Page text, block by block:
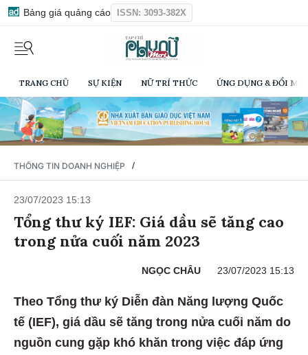
Bảng giá quảng cáo ISSN: 3093-382X
TRANG CHỦ SỰ KIỆN NỮ TRÍ THỨC ỨNG DỤNG & ĐỔI
THÔNG TIN DOANH NGHIỆP /
23/07/2023 15:13
Tổng thư ký IEF: Giá dầu sẽ tăng cao
trong nửa cuối năm 2023
NGỌC CHÂU 23/07/2023 15:13
Theo Tổng thư ký Diễn đàn Năng lượng Quốc
tế (IEF), giá dầu sẽ tăng trong nửa cuối năm do
nguồn cung gặp khó khăn trong việc đáp ứng